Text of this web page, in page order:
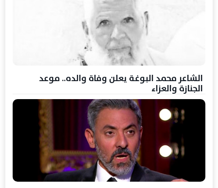
الشاعر محمد البوغة يعلن وفاة والده.. موعد
الجنازة والعزاء